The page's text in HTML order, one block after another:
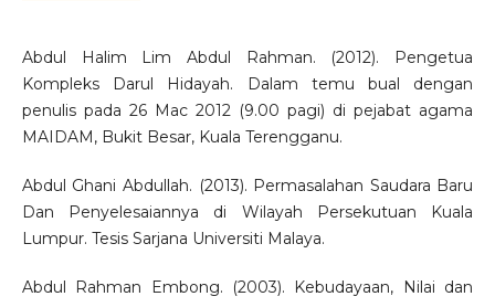
Abdul Halim Lim Abdul Rahman. (2012). Pengetua
Kompleks Darul Hidayah. Dalam temu bual dengan
penulis pada 26 Mac 2012 (9.00 pagi) di pejabat agama
MAIDAM, Bukit Besar, Kuala Terengganu.
Abdul Ghani Abdullah. (2013). Permasalahan Saudara Baru
Dan Penyelesaiannya di Wilayah Persekutuan Kuala
Lumpur. Tesis Sarjana Universiti Malaya.
Abdul Rahman Embong. (2003). Kebudayaan, Nilai dan